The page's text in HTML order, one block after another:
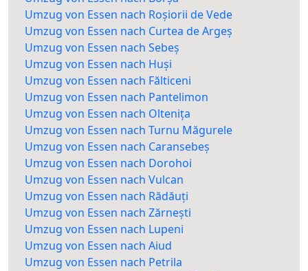
Umzug von Essen nach Roșiorii de Vede
Umzug von Essen nach Curtea de Argeș
Umzug von Essen nach Sebeș
Umzug von Essen nach Huși
Umzug von Essen nach Fălticeni
Umzug von Essen nach Pantelimon
Umzug von Essen nach Oltenița
Umzug von Essen nach Turnu Măgurele
Umzug von Essen nach Caransebeș
Umzug von Essen nach Dorohoi
Umzug von Essen nach Vulcan
Umzug von Essen nach Rădăuți
Umzug von Essen nach Zărnești
Umzug von Essen nach Lupeni
Umzug von Essen nach Aiud
Umzug von Essen nach Petrila